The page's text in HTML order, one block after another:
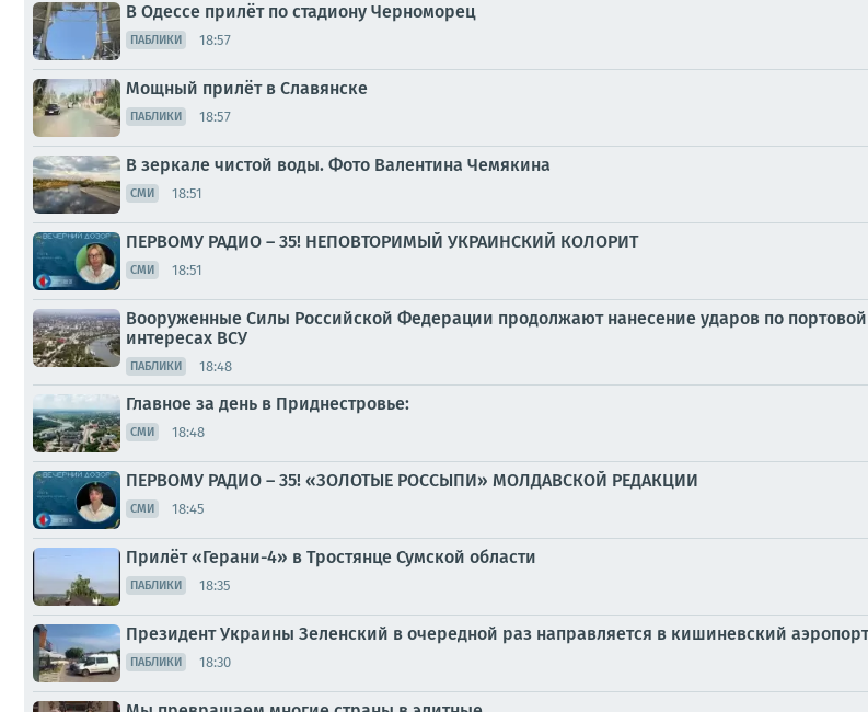
В Одессе прилёт по стадиону Черноморец
ПАБЛИКИ 18:57
Мощный прилёт в Славянске
ПАБЛИКИ 18:57
В зеркале чистой воды. Фото Валентина Чемякина
СМИ 18:51
ПЕРВОМУ РАДИО – 35! НЕПОВТОРИМЫЙ УКРАИНСКИЙ КОЛОРИТ
СМИ 18:51
Вооруженные Силы Российской Федерации продолжают нанесение ударов по
интересах ВСУ
ПАБЛИКИ 18:48
Главное за день в Приднестровье:
СМИ 18:48
ПЕРВОМУ РАДИО – 35! «ЗОЛОТЫЕ РОССЫПИ» МОЛДАВСКОЙ РЕДАКЦИИ
СМИ 18:45
Прилёт «Герани-4» в Тростянце Сумской области
ПАБЛИКИ 18:35
Президент Украины Зеленский в очередной раз направляется в кишиневский
ПАБЛИКИ 18:30